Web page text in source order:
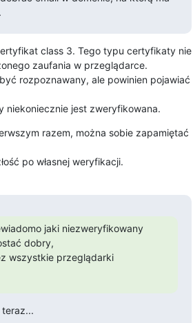
class 3. Tego typu certyfikaty nie
zaufania w przeglądarce.
rozpoznawany, ale powinien pojawiać
niekoniecznie jest zweryfikowana.
razem, można sobie zapamiętać
po własnej weryfikacji.
jaki niezweryfikowany
dobry,
wszystkie przeglądarki